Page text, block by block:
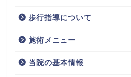
歩行指導について
施術メニュー
当院の基本情報